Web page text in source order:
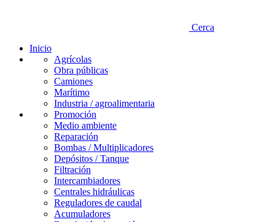
Cerca
Inicio
Agrícolas
Obra públicas
Camiones
Marítimo
Industria / agroalimentaria
Promoción
Medio ambiente
Reparación
Bombas / Multiplicadores
Depósitos / Tanque
Filtración
Intercambiadores
Centrales hidráulicas
Reguladores de caudal
Acumuladores